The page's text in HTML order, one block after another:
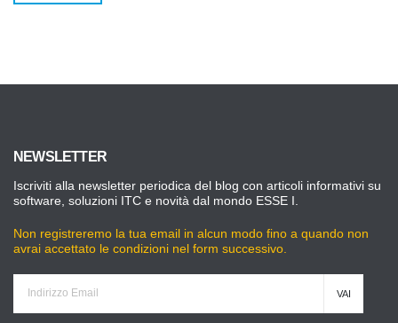
NEWSLETTER
Iscriviti alla newsletter periodica del blog con articoli informativi su
software, soluzioni ITC e novità dal mondo ESSE I.
Non registreremo la tua email in alcun modo fino a quando non
avrai accettato le condizioni nel form successivo.